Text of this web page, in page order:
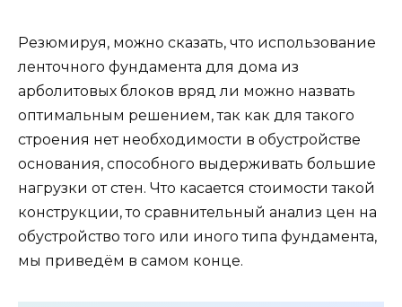
Резюмируя, можно сказать, что использование
ленточного фундамента для дома из
арболитовых блоков вряд ли можно назвать
оптимальным решением, так как для такого
строения нет необходимости в обустройстве
основания, способного выдерживать большие
нагрузки от стен. Что касается стоимости такой
конструкции, то сравнительный анализ цен на
обустройство того или иного типа фундамента,
мы приведём в самом конце.